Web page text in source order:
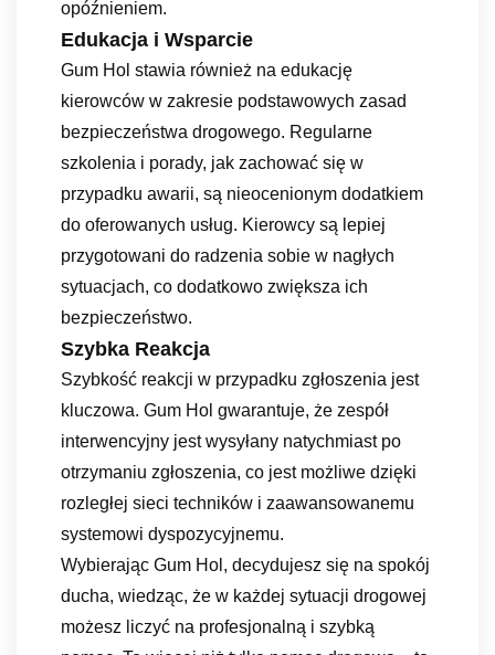
opóźnieniem.
Edukacja i Wsparcie
Gum Hol stawia również na edukację
kierowców w zakresie podstawowych zasad
bezpieczeństwa drogowego. Regularne
szkolenia i porady, jak zachować się w
przypadku awarii, są nieocenionym dodatkiem
do oferowanych usług. Kierowcy są lepiej
przygotowani do radzenia sobie w nagłych
sytuacjach, co dodatkowo zwiększa ich
bezpieczeństwo.
Szybka Reakcja
Szybkość reakcji w przypadku zgłoszenia jest
kluczowa. Gum Hol gwarantuje, że zespół
interwencyjny jest wysyłany natychmiast po
otrzymaniu zgłoszenia, co jest możliwe dzięki
rozległej sieci techników i zaawansowanemu
systemowi dyspozycyjnemu.
Wybierając Gum Hol, decydujesz się na spokój
ducha, wiedząc, że w każdej sytuacji drogowej
możesz liczyć na profesjonalną i szybką